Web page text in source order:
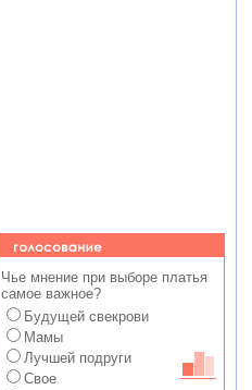
Чье мнение при выборе платья
самое важное?
Будущей свекрови
Мамы
Лучшей подруги
Свое